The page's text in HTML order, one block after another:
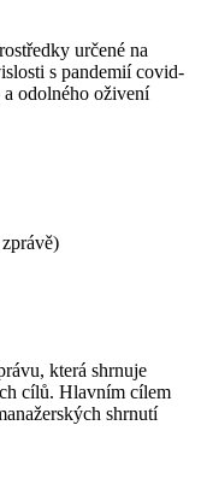
určené na
s pandemií covid-
odolného oživení
která shrnuje
cílů. Hlavním cílem
shrnutí